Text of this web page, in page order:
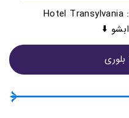
Hotel Transylvania
⬇️